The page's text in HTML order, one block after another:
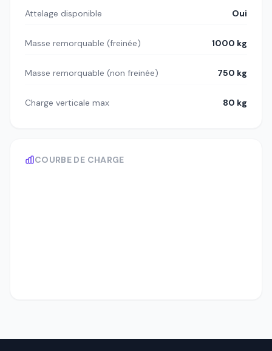
Attelage disponible Oui
Masse remorquable (freinée) 1000 kg
Masse remorquable (non freinée) 750 kg
Charge verticale max 80 kg
COURBE DE CHARGE